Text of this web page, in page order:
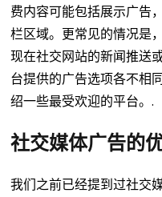
费内容可能包括展示广告
栏区域。更常见的情况是
现在社交网站的新闻推送
台提供的广告选项各不相
绍一些最受欢迎的平台。.
社交媒体广告的
我们之前已经提到过社交